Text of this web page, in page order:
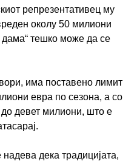
репрезентативец му
околу 50 милиони
дама“ тешко може да се
има поставено лимит
евра по сезона, а со
девет милиони, што е
дека традицијата,